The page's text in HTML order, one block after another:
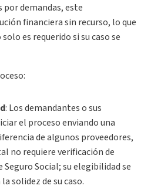
demandas, este
financiera sin recurso, lo que
es requerido si su caso se
: Los demandantes o sus
el proceso enviando una
de algunos proveedores,
no requiere verificación de
Social; su elegibilidad se
solidez de su caso.